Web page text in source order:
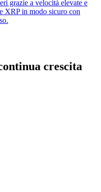
grazie a velocità elevate e
XRP in modo sicuro con
crescita